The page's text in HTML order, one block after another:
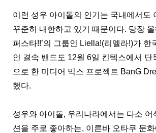
이런 성우 아이돌의 인기는 국내에서도
꾸준히 내한하고 있기 때문이다. 당장
퍼스타!!’의 그룹인 Liella!(리엘라!)가 한
인 결속 밴드도 12월 6일 킨텍스에서
으로 한 미디어 믹스 프로젝트 BanG
했다.
성우와 아이돌, 우리나라에서는 다소
션을 주로 좋아하는, 이른바 오타쿠 문